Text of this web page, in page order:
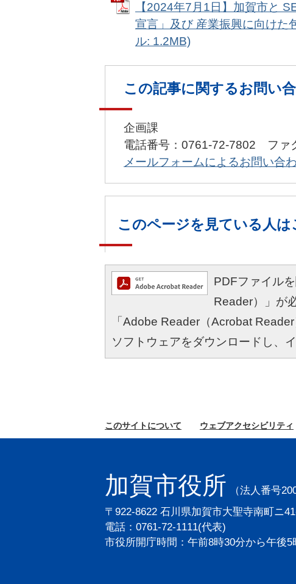
【2024年7月1日】加賀市と
宣言」及び 産業振興に向けた
ル: 1.2MB)
この記事に関するお問い
企画課
電話番号：0761-72-7802 ファ
メールフォームによるお問い合
このページを見ている人は
PDFファイル
Reader）」が
「Adobe Reader（Acrobat
ソフトウェアをダウンロードし、
このサイトについて ウェブアクセシビリティ
加賀市役所
（法人番号
〒922-8622 石川県加賀市大聖寺南町ニ
電話：0761-72-1111(代表)
市役所開庁時間：午前8時30分から午後5